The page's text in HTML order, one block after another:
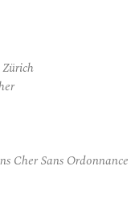
Cher Sans Ordonnance